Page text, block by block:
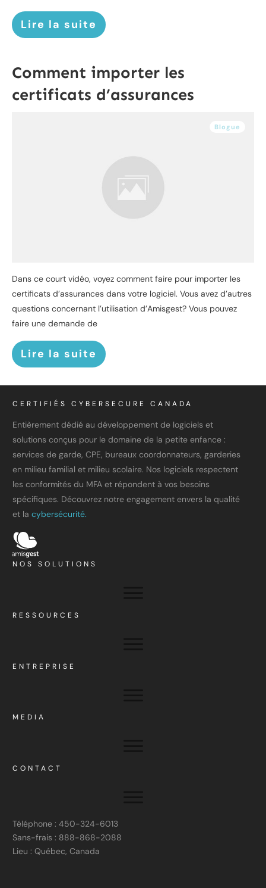
Lire la suite
Comment importer les
certificats d’assurances
Blogue
Dans ce court vidéo, voyez comment faire pour importer les
certificats d’assurances dans votre logiciel. Vous avez d’autres
questions concernant l’utilisation d’Amisgest? Vous pouvez
faire une demande de
Lire la suite
CERTIFIÉS CYBERSECURE CANADA
Entièrement dédié au développement de logiciels et
solutions conçus pour le domaine de la petite enfance :
services de garde, CPE, bureaux coordonnateurs, garderies
en milieu familial et milieu scolaire. Nos logiciels respectent
les conformités du MFA et répondent à vos besoins
spécifiques. Découvrez notre engagement envers la qualité
et la cybersécurité.
NOS SOLUTIONS
RESSOURCES
ENTREPRISE
MEDIA
CONTACT
Téléphone : 450-324-6013
Sans-frais : 888-868-2088
Lieu : Québec, Canada